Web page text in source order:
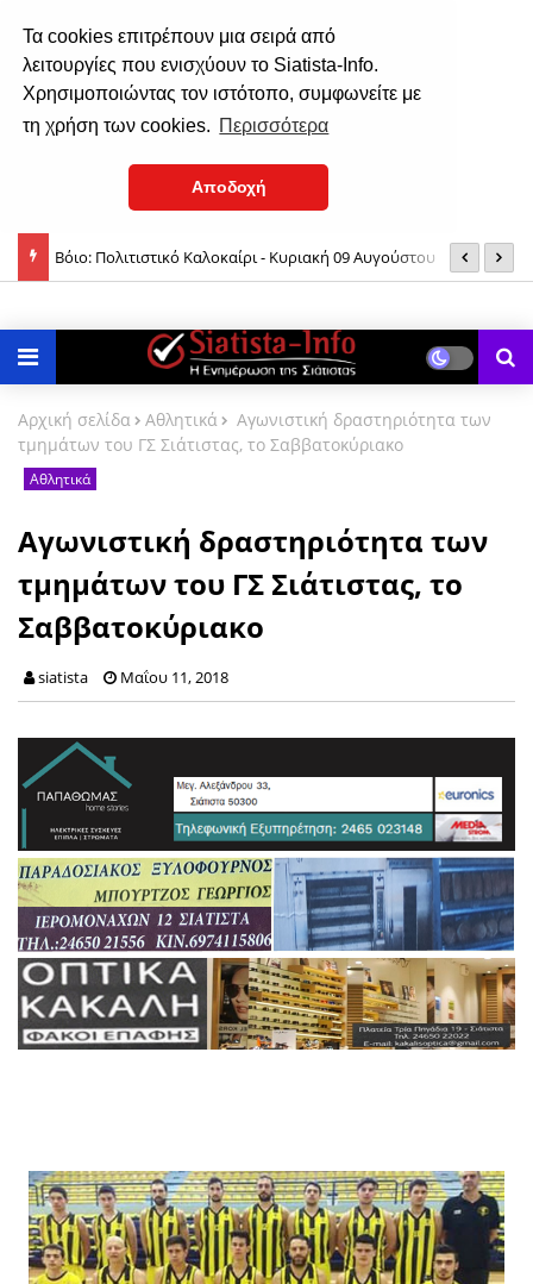
Τα cookies επιτρέπουν μια σειρά από
λειτουργίες που ενισχύουν το Siatista-Info.
Χρησιμοποιώντας τον ιστότοπο, συμφωνείτε με
τη χρήση των cookies. Περισσότερα
Αποδοχή
Βόιο: Πολιτιστικό Καλοκαίρι - Κυριακή 09 Αυγούστου
Αρχική σελίδα Αθλητικά
Αγωνιστική δραστηριότητα των
τμημάτων του ΓΣ Σιάτιστας, τo Σαββατοκύριακο
Αθλητικά
Αγωνιστική δραστηριότητα των
τμημάτων του ΓΣ Σιάτιστας, τo
Σαββατοκύριακο
siatista Μαΐου 11, 2018